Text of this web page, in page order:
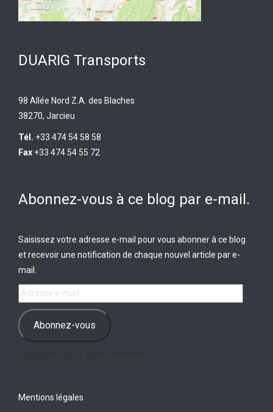
DUARIG Transports
98 Allée Nord Z.A. des Blaches
38270, Jarcieu
Tél. +33 474 54 58 58
Fax +33 474 54 55 72
Abonnez-vous à ce blog par e-mail.
Saisissez votre adresse e-mail pour vous abonner à ce blog
et recevoir une notification de chaque nouvel article par e-
mail.
Adresse
e-
mail Abonnez-vous
Mentions légales